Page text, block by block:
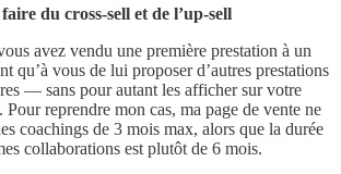
du cross-sell et de l’up-sell
avez vendu une première prestation à un
qu’à vous de lui proposer d’autres prestations
— sans pour autant les afficher sur votre
Pour reprendre mon cas, ma page de vente ne
coachings de 3 mois max, alors que la durée
collaborations est plutôt de 6 mois.